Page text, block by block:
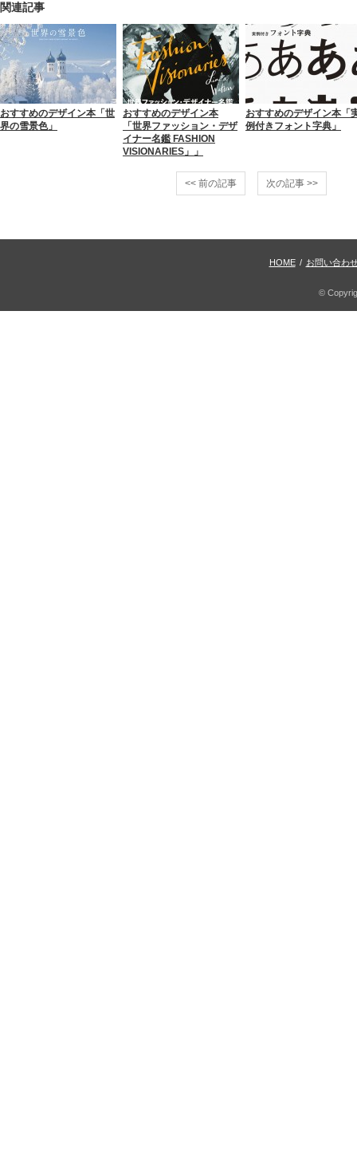
関連記事
おすすめのデザイン本「世
界の雪景色」
おすすめのデザイン本
「世界ファッション・デザ
イナー名鑑 FASHION
VISIONARIES」」
おすすめのデザイン本「
例付きフォント字典」
<< 前の記事 次の記事 >>
HOME / お問い合わ
©